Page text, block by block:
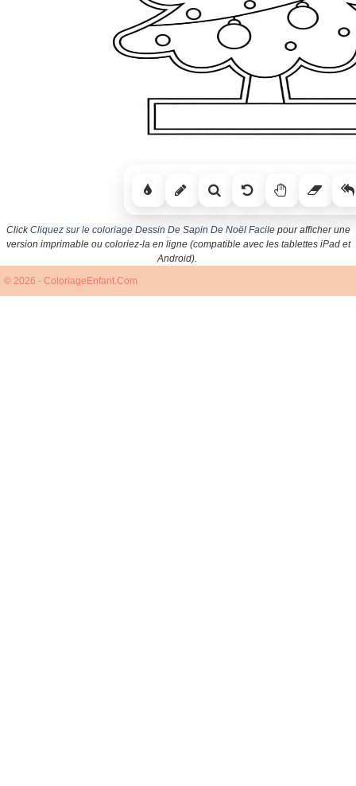
ClickCliquez sur le coloriage Dessin De Sapin De Noël Facilepour afficher une
version imprimable ou coloriez-la en ligne (compatible avec les tablettes iPad et
Android).
© 2026 - ColoriageEnfant.Com